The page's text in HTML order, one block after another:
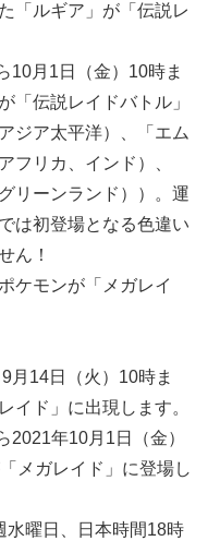
「ルギア」が「伝説レ
10月1日（金）10時ま
「伝説レイドバトル」
ジア太平洋）、「エム
フリカ、インド）、
リーンランド））。運
は初登場となる色違い
ん！
ケモンが「メガレイ
月14日（火）10時ま
イド」に出現します。
2021年10月1日（金）
メガレイド」に登場し
水曜日、日本時間18時